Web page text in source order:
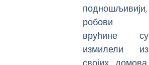
подношљивији,
робови
врућине су
измилели из